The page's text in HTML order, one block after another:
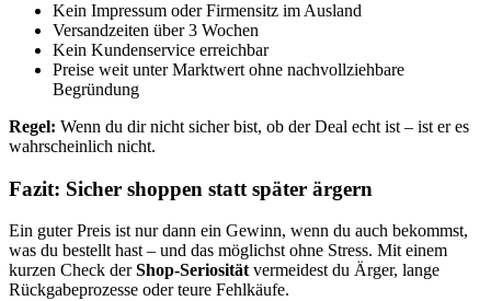
Kein Impressum oder Firmensitz im Ausland
Versandzeiten über 3 Wochen
Kein Kundenservice erreichbar
Preise weit unter Marktwert ohne nachvollziehbare
Begründung
Regel: Wenn du dir nicht sicher bist, ob der Deal echt ist – ist er es
wahrscheinlich nicht.
Fazit: Sicher shoppen statt später ärgern
Ein guter Preis ist nur dann ein Gewinn, wenn du auch bekommst,
was du bestellt hast – und das möglichst ohne Stress. Mit einem
kurzen Check derShop-Seriositätvermeidest du Ärger, lange
Rückgabeprozesse oder teure Fehlkäufe.